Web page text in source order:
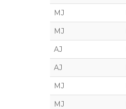
MJ
MJ
AJ
AJ
MJ
MJ